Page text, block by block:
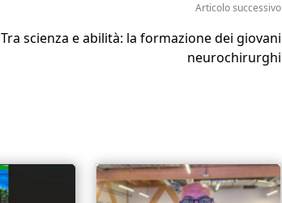
Articolo successivo
Tra scienza e abilità: la formazione dei giovani
neurochirurghi